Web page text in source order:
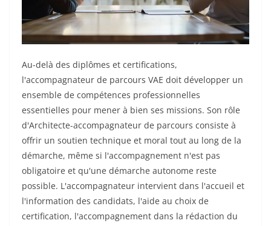
Au-delà des diplômes et certifications,
l'accompagnateur de parcours VAE doit développer un
ensemble de compétences professionnelles
essentielles pour mener à bien ses missions. Son rôle
d'Architecte-accompagnateur de parcours consiste à
offrir un soutien technique et moral tout au long de la
démarche, même si l'accompagnement n'est pas
obligatoire et qu'une démarche autonome reste
possible. L'accompagnateur intervient dans l'accueil et
l'information des candidats, l'aide au choix de
certification, l'accompagnement dans la rédaction du